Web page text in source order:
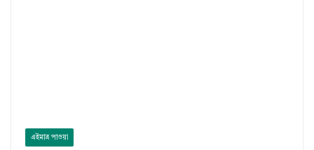
এইমাত্র পাওয়া